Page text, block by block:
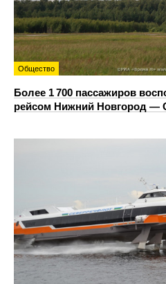
Общество
Более 1 700 пассажиров
рейсом Нижний Новгород —